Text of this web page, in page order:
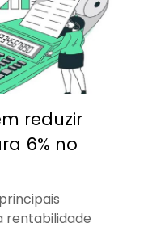
reduzir
6% no
rentabilidade